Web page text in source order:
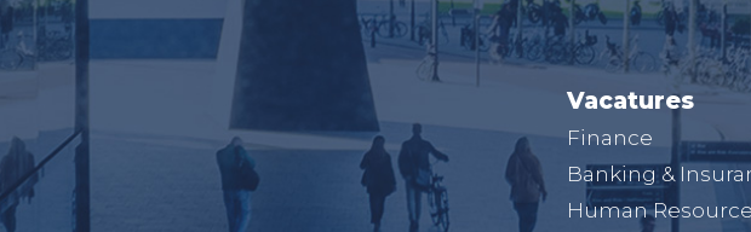
Vacatures
Finance
Banking &
Human